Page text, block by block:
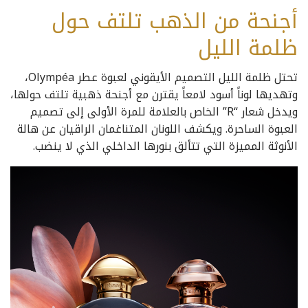
أجنحة من الذهب تلتف حول
ظلمة الليل
تحتل ظلمة الليل التصميم الأيقوني لعبوة عطر Olympéa،
وتهديها لوناً أسود لامعاً يقترن مع أجنحة ذهبية تلتف حولها،
ويدخل شعار “R” الخاص بالعلامة للمرة الأولى إلى تصميم
العبوة الساحرة. ويكشف اللونان المتناغمان الراقيان عن هالة
الأنوثة المميزة التي تتألق بنورها الداخلي الذي لا ينضب.